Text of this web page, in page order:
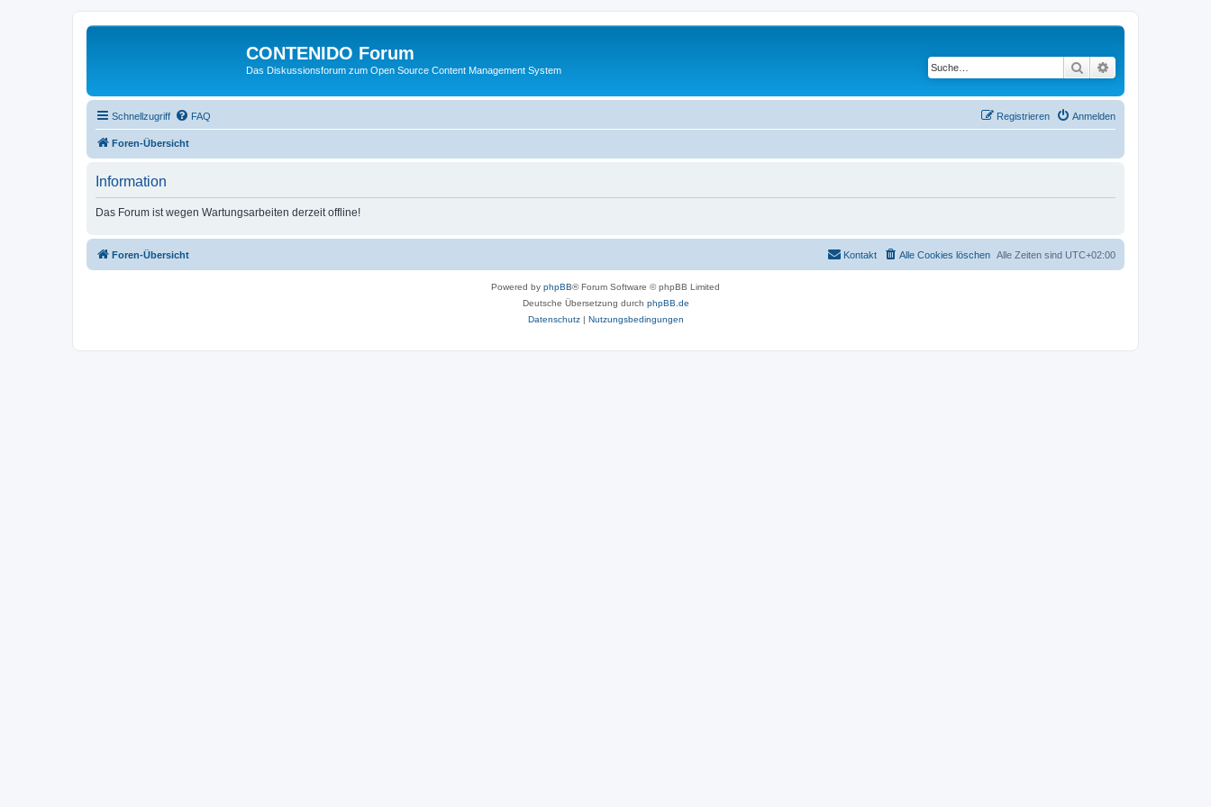
CONTENIDO Forum
Das Diskussionsforum zum Open Source Content Management System Suche
Schnellzugriff FAQ Anmelden
Registrieren
Foren-Übersicht
Information
Das Forum ist wegen Wartungsarbeiten derzeit offline!
Foren-Übersicht Alle Zeiten sind UTC+02:00
Alle Cookies löschen
Kontakt
Powered by phpBB® Forum Software © phpBB Limited
Deutsche Übersetzung durch phpBB.de
Datenschutz| Nutzungsbedingungen